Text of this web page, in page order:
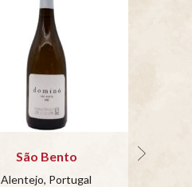
São Bento
Alentejo, Portugal